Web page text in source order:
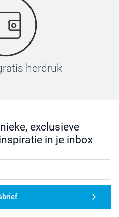
herdruk
exclusieve
in je inbox